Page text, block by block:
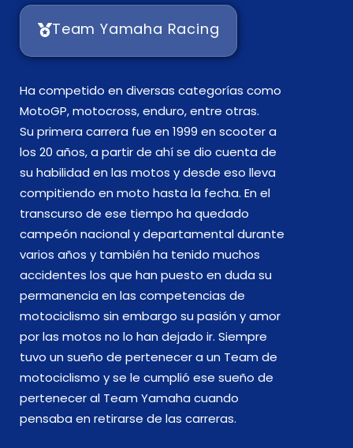
Team Yamaha Racing
Ha competido en diversas categorías como
MotoGP, motocross, enduro, entre otras.
Su primera carrera fue en 1999 en scooter a
los 20 años, a partir de ahí se dio cuenta de
su habilidad en las motos y desde eso lleva
compitiendo en moto hasta la fecha. En el
transcurso de ese tiempo ha quedado
campeón nacional y departamental durante
varios años y también ha tenido muchos
accidentes los que han puesto en duda su
permanencia en las competencias de
motociclismo sin embargo su pasión y amor
por las motos no lo han dejado ir. Siempre
tuvo un sueño de pertenecer a un Team de
motociclismo y se le cumplió ese sueño de
pertenecer al Team Yamaha cuando
pensaba en retirarse de las carreras.